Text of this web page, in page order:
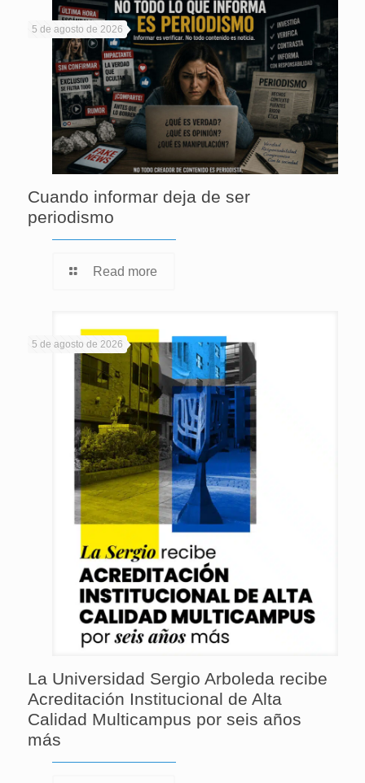
5 de agosto de 2026
Cuando informar deja de ser
periodismo
Read more
5 de agosto de 2026
La Universidad Sergio Arboleda recibe
Acreditación Institucional de Alta
Calidad Multicampus por seis años
más